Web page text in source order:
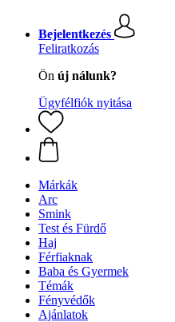
Bejelentkezés
Feliratkozás
Ön új nálunk?
Ügyfélfiók nyitása
Márkák
Arc
Smink
Test és Fürdő
Haj
Férfiaknak
Baba és Gyermek
Témák
Fényvédők
Ajánlatok